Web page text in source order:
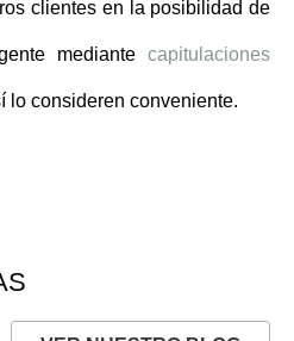
clientes en la posibilidad de
mediante capitulaciones
lo consideren conveniente.